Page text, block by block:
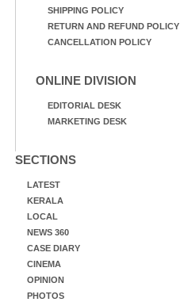
SHIPPING POLICY
RETURN AND REFUND POLICY
CANCELLATION POLICY
ONLINE DIVISION
EDITORIAL DESK
MARKETING DESK
SECTIONS
LATEST
KERALA
LOCAL
NEWS 360
CASE DIARY
CINEMA
OPINION
PHOTOS